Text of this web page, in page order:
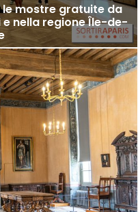
le mostre gratuite da
e nella regione Île-de-